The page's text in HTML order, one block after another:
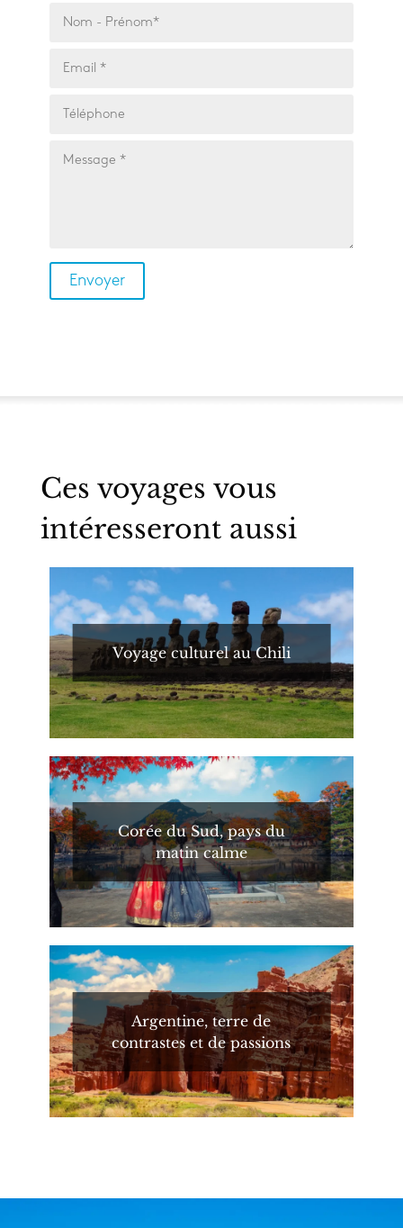
Ces voyages vous
intéresseront aussi
Voyage culturel au Chili
Corée du Sud, pays du
matin calme
Argentine, terre de
contrastes et de passions